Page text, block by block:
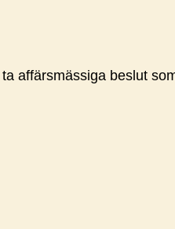
affärsmässiga beslut